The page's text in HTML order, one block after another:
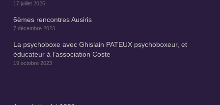
17 juillet 2025
6èmes rencontres Ausiris
7 décembre 2023
La psychoboxe avec Ghislain PATEUX psychoboxeur, et
éducateur à l’association Coste
19 octobre 2023